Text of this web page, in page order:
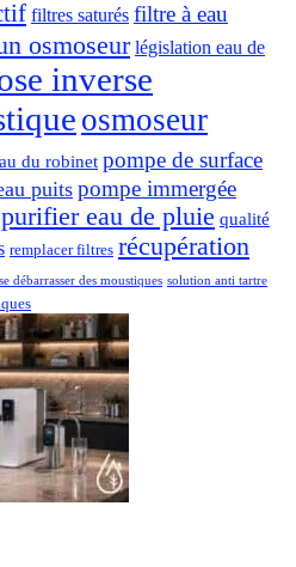
filtres saturés filtre à eau
osmoseur législation eau de
inverse
osmoseur
du robinet pompe de surface
puitspompe immergée
purifier eau de pluie qualité
remplacer filtres récupération
se débarrasser des moustiques solution anti tartre